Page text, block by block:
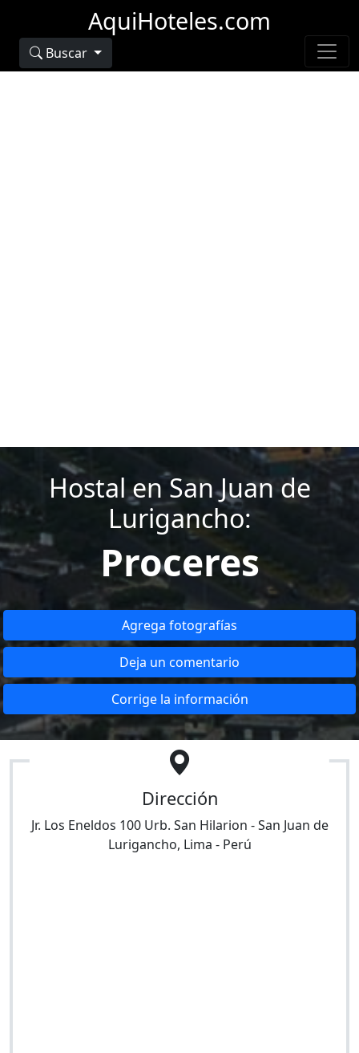
AquiHoteles.com
Buscar
Hostal en San Juan de
Lurigancho:
Proceres
Agrega fotografías
Deja un comentario
Corrige la información
Dirección
Jr. Los Eneldos 100 Urb. San Hilarion -San Juan de
Lurigancho, Lima - Perú